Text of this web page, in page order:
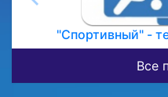
"Спортивный" -
Все